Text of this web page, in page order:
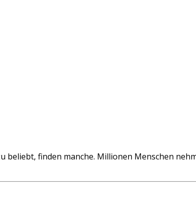
finden manche. Millionen Menschen